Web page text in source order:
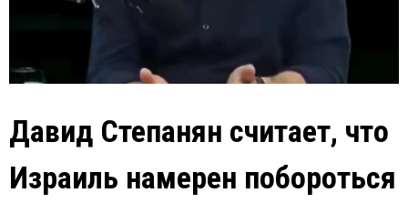
Давид Степанян считает, что
Израиль намерен побороться